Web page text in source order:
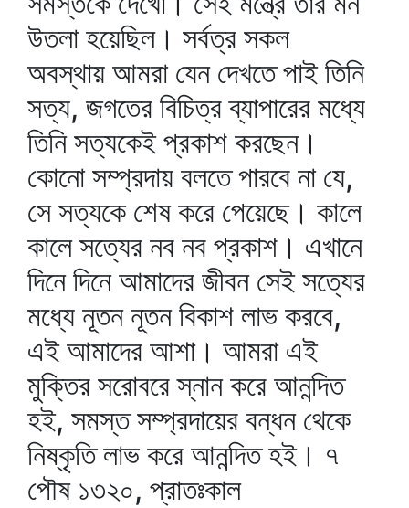
উতলা হয়েছিল। সর্বত্র সকল
অবস্থায় আমরা যেন দেখতে পাই তিনি
সত্য, জগতের বিচিত্র ব্যাপারের মধ্যে
তিনি সত্যকেই প্রকাশ করছেন।
কোনো সম্প্রদায় বলতে পারবে না যে,
সে সত্যকে শেষ করে পেয়েছে। কালে
কালে সত্যের নব নব প্রকাশ। এখানে
দিনে দিনে আমাদের জীবন সেই সত্যের
মধ্যে নূতন নূতন বিকাশ লাভ করবে,
এই আমাদের আশা। আমরা এই
মুক্তির সরোবরে স্নান করে আনন্দিত
হই, সমস্ত সম্প্রদায়ের বন্ধন থেকে
নিষ্কৃতি লাভ করে আনন্দিত হই। ৭
পৌষ ১৩২০, প্রাতঃকাল